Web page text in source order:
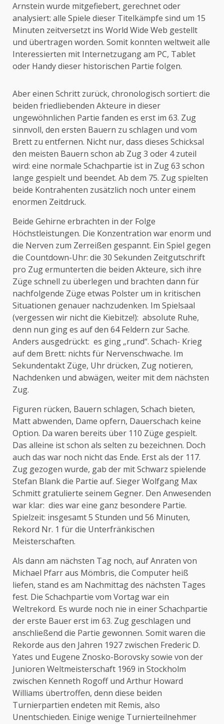
Arnstein wurde mitgefiebert, gerechnet oder
analysiert: alle Spiele dieser Titelkämpfe sind um 15
Minuten zeitversetzt ins World Wide Web gestellt
und übertragen worden. Somit konnten weltweit alle
Interessierten mit Internetzugang am PC, Tablet
oder Handy dieser historischen Partie folgen.
Aber einen Schritt zurück, chronologisch sortiert: die
beiden friedliebenden Akteure in dieser
ungewöhnlichen Partie fanden es erst im 63. Zug
sinnvoll, den ersten Bauern zu schlagen und vom
Brett zu entfernen. Nicht nur, dass dieses Schicksal
den meisten Bauern schon ab Zug 3 oder 4 zuteil
wird: eine normale Schachpartie ist in Zug 63 schon
lange gespielt und beendet. Ab dem 75. Zug spielten
beide Kontrahenten zusätzlich noch unter einem
enormen Zeitdruck.
Beide Gehirne erbrachten in der Folge
Höchstleistungen. Die Konzentration war enorm und
die Nerven zum Zerreißen gespannt. Ein Spiel gegen
die Countdown-Uhr: die 30 Sekunden Zeitgutschrift
pro Zug ermunterten die beiden Akteure, sich ihre
Züge schnell zu überlegen und brachten dann für
nachfolgende Züge etwas Polster um in kritischen
Situationen genauer nachzudenken. Im Spielsaal
(vergessen wir nicht die Kiebitze!): absolute Ruhe,
denn nun ging es auf den 64 Feldern zur Sache.
Anders ausgedrückt: es ging „rund“. Schach- Krieg
auf dem Brett: nichts für Nervenschwache. Im
Sekundentakt Züge, Uhr drücken, Zug notieren,
Nachdenken und abwägen, weiter mit dem nächsten
Zug.
Figuren rücken, Bauern schlagen, Schach bieten,
Matt abwenden, Dame opfern, Dauerschach keine
Option. Da waren bereits über 110 Züge gespielt.
Das alleine ist schon als selten zu bezeichnen. Doch
auch das war noch nicht das Ende. Erst als der 117.
Zug gezogen wurde, gab der mit Schwarz spielende
Stefan Blank die Partie auf. Sieger Wolfgang Max
Schmitt gratulierte seinem Gegner. Den Anwesenden
war klar: dies war eine ganz besondere Partie.
Spielzeit: insgesamt 5 Stunden und 56 Minuten,
Rekord Nr. 1 für die Unterfränkischen
Meisterschaften.
Als dann am nächsten Tag noch, auf Anraten von
Michael Pfarr aus Mömbris, die Computer heiß
liefen, stand es am Nachmittag des nächsten Tages
fest. Die Schachpartie vom Vortag war ein
Weltrekord. Es wurde noch nie in einer Schachpartie
der erste Bauer erst im 63. Zug geschlagen und
anschließend die Partie gewonnen. Somit waren die
Rekorde aus den Jahren 1927 zwischen Frederic D.
Yates und Eugene Znosko-Borovsky sowie von der
Junioren Weltmeisterschaft 1969 in Stockholm
zwischen Kenneth Rogoff und Arthur Howard
Williams übertroffen, denn diese beiden
Turnierpartien endeten mit Remis, also
Unentschieden. Einige wenige Turnierteilnehmer